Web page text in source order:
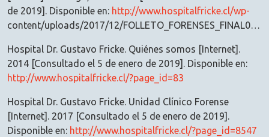
de 2019]. Disponible en: http://www.hospitalfricke.cl/wp-
content/uploads/2017/12/FOLLETO_FORENSES_FINAL01.pdf
Hospital Dr. Gustavo Fricke. Quiénes somos [Internet].
2014 [Consultado el 5 de enero de 2019]. Disponible en:
http://www.hospitalfricke.cl/?page_id=83
Hospital Dr. Gustavo Fricke. Unidad Clínico Forense
[Internet]. 2017 [Consultado el 5 de enero de 2019].
Disponible en: http://www.hospitalfricke.cl/?page_id=8547